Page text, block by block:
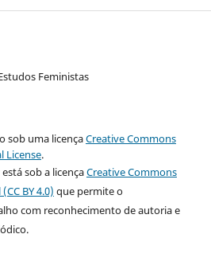
Feministas
sob uma licençaCreative Commons
License.
está sob a licençaCreative Commons
BY 4.0) que permite o
com reconhecimento de autoria e